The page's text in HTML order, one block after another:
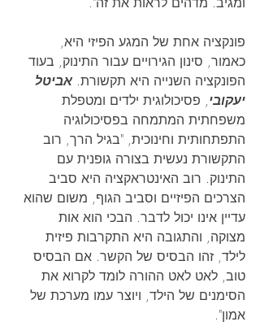
פונקציה אחת של המגע הפיזי היא,
כאמור, סינון הגירויים עבור התינוק, בעוד
הפונקציה השנייה היא תקשורת. אביטל
יעקובי, פסיכולוגית ילדים ומטפלת
משפחתית המתמחה בפסיכולוגיה
התפתחותית וחינוכית, "בגיל הרך, רוב
התקשורת נעשית בצורה גופנית עם
התינוק. רוב האינטראקציה היא סביב
הצרכים הפיזיים וסביב הגוף, משום שהוא
עדיין אינו יכול לדבר. הבכי הוא אות
מצוקה, והתגובה היא התקרבות פיזית
לילד, זהו הבסיס של הקשר. אם הבסיס
טוב, לאט לאט ההורה לומד לקרוא את
הסימנים של הילד, ויוצר עמו מערכת של
אמון".